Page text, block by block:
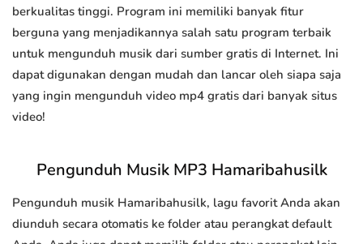
berkualitas tinggi. Program ini memiliki banyak fitur
berguna yang menjadikannya salah satu program terbaik
untuk mengunduh musik dari sumber gratis di Internet. Ini
dapat digunakan dengan mudah dan lancar oleh siapa saja
yang ingin mengunduh video mp4 gratis dari banyak situs
video!
Pengunduh Musik MP3 Hamaribahusilk
Pengunduh musik Hamaribahusilk, lagu favorit Anda akan
diunduh secara otomatis ke folder atau perangkat default